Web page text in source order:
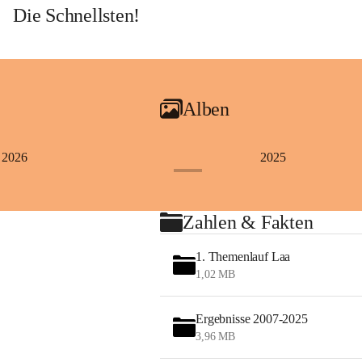
Die Schnellsten!
Alben
2026 2025
Zahlen & Fakten
1. Themenlauf Laa
1,02 MB
Ergebnisse 2007-2025
3,96 MB